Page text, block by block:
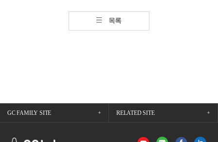
목록
GC FAMILY SITE RELATED SITE